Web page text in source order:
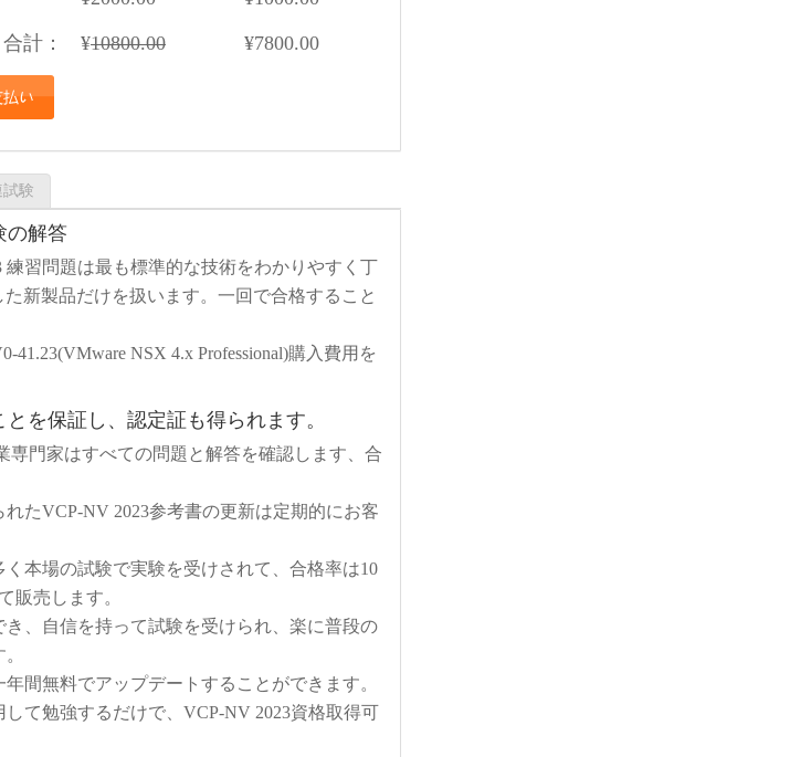
合計： ¥10800.00 ¥7800.00
試験
の解答
練習問題は最も標準的な技術をわかりやすく丁
新製品だけを扱います。一回で合格すること
NSX 4.x Professional)購入費用を
を保証し、認定証も得られます。
専門家はすべての問題と解答を確認します、合
たVCP-NV 2023参考書の更新は定期的にお客
本場の試験で実験を受けされて、合格率は10
販売します。
、自信を持って試験を受けられ、楽に普段の
間無料でアップデートすることができます。
て勉強するだけで、VCP-NV 2023資格取得可